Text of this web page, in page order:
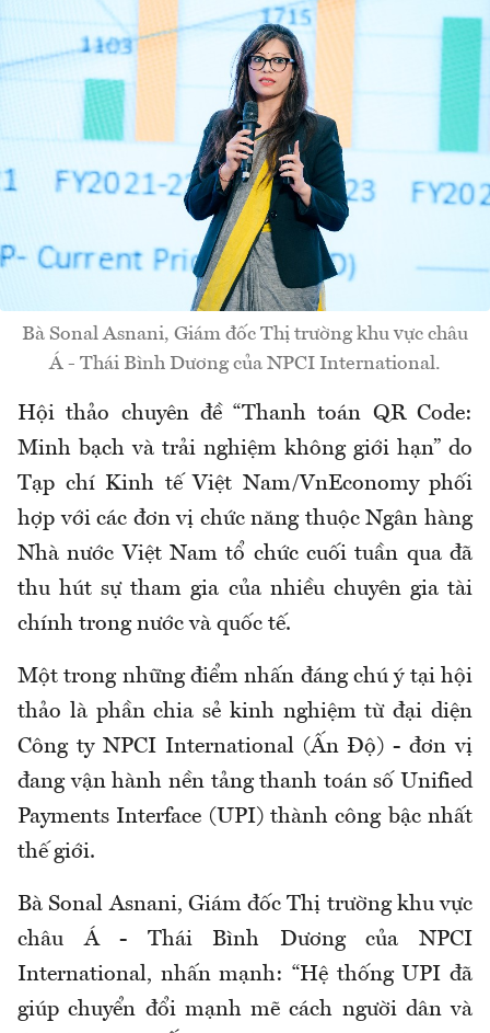
Bà Sonal Asnani, Giám đốc Thị trường khu vực châu
Á - Thái Bình Dương của NPCI International.
Hội thảo chuyên đề “Thanh toán QR Code:
Minh bạch và trải nghiệm không giới hạn” do
Tạp chí Kinh tế Việt Nam/VnEconomy phối
hợp với các đơn vị chức năng thuộc Ngân hàng
Nhà nước Việt Nam tổ chức cuối tuần qua đã
thu hút sự tham gia của nhiều chuyên gia tài
chính trong nước và quốc tế.
Một trong những điểm nhấn đáng chú ý tại hội
thảo là phần chia sẻ kinh nghiệm từ đại diện
Công ty NPCI International (Ấn Độ) - đơn vị
đang vận hành nền tảng thanh toán số Unified
Payments Interface (UPI) thành công bậc nhất
thế giới.
Bà Sonal Asnani, Giám đốc Thị trường khu vực
châu Á - Thái Bình Dương của NPCI
International, nhấn mạnh: “Hệ thống UPI đã
giúp chuyển đổi mạnh mẽ cách người dân và